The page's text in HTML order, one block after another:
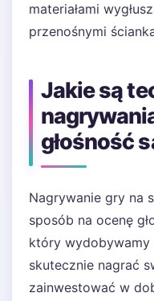
materiałami
przenośnymi
Jakie są
głośność
Nagrywanie gry na
sposób na ocenę
który wydobywamy
skutecznie nagrać
zainwestować w